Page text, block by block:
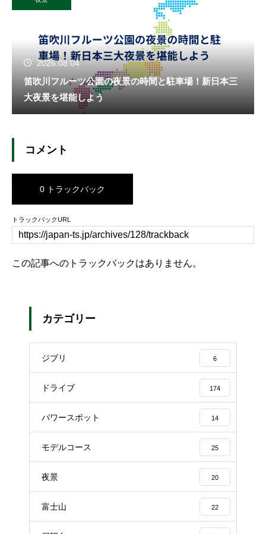
2026.08.04
笛吹川フルーツ公園の夜景の時間と駐車場！新日本三
大夜景を堪能しよう
コメント
0 トラックバック
トラックバックURL
この記事へのトラックバックはありません。
カテゴリー
ジブリ 6
ドライブ 174
パワースポット 14
モデルコース 25
夜景 20
富士山 22